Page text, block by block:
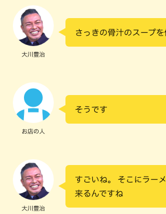
大川豊治
さっきの骨汁のスープを
お店の人
そうです
大川豊治
すごいね。 そこにラー
来るんですね